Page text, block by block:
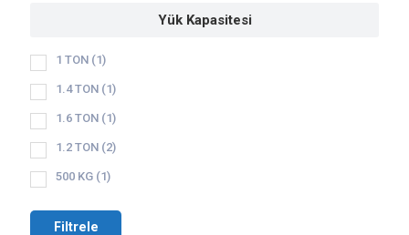
Yük Kapasitesi
1 TON (1)
1.4 TON (1)
1.6 TON (1)
1.2 TON (2)
500 KG (1)
Filtrele